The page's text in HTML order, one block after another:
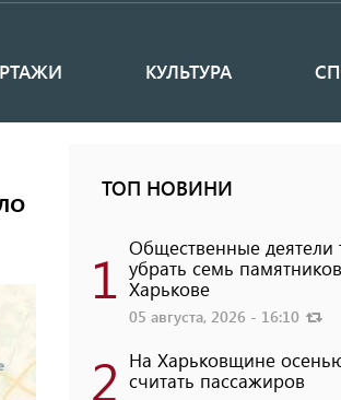
КУЛЬТУРА
ТОП НОВИНИ
1 Общественные деятели
убрать семь
Харькове
05 августа, 2026 - 16:10
2 На Харьковщине
считать пассажиров